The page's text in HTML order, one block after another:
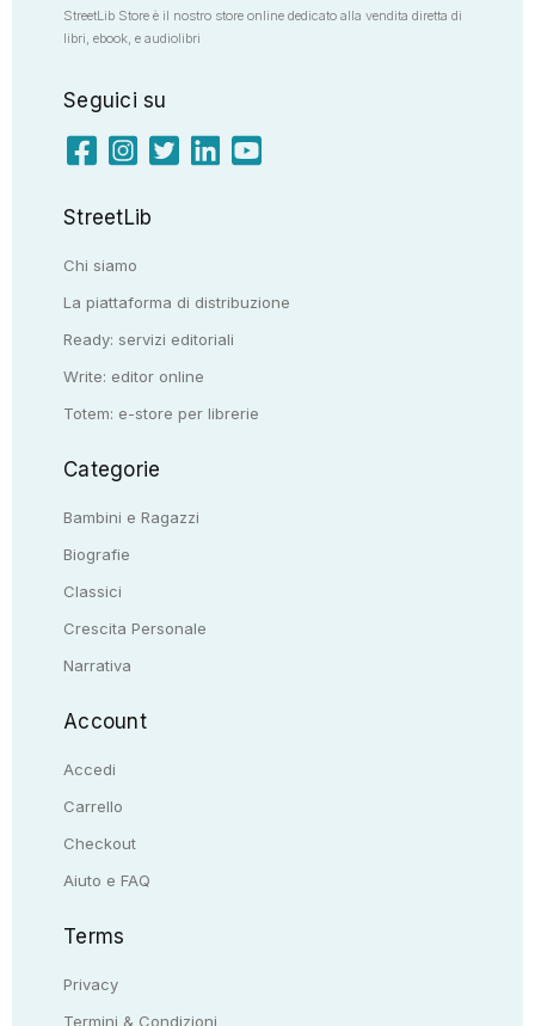
StreetLib Store è il nostro store online dedicato alla vendita diretta di
libri, ebook, e audiolibri
Seguici su
StreetLib
Chi siamo
La piattaforma di distribuzione
Ready: servizi editoriali
Write: editor online
Totem: e-store per librerie
Categorie
Bambini e Ragazzi
Biografie
Classici
Crescita Personale
Narrativa
Account
Accedi
Carrello
Checkout
Aiuto e FAQ
Terms
Privacy
Termini & Condizioni